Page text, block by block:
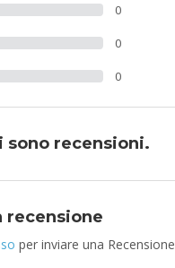
0
0
0
sono recensioni.
recensione
per inviare una Recensione